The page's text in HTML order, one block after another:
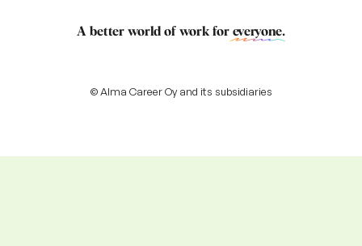
A better world of work for everyone.
© Alma Career Oy and its subsidiaries